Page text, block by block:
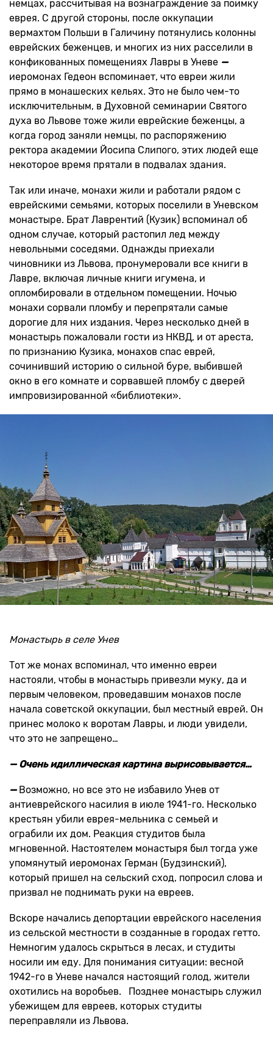
немцах, рассчитывая на вознаграждение за поимку
еврея. С другой стороны, после оккупации
вермахтом Польши в Галичину потянулись колонны
еврейских беженцев, и многих из них расселили в
конфикованных помещениях Лавры в Уневе —
иеромонах Гедеон вспоминает, что евреи жили
прямо в монашеских кельях. Это не было чем-то
исключительным, в Духовной семинарии Святого
духа во Львове тоже жили еврейские беженцы, а
когда город заняли немцы, по распоряжению
ректора академии Йосипа Слипого, этих людей еще
некоторое время прятали в подвалах здания.
Так или иначе, монахи жили и работали рядом с
еврейскими семьями, которых поселили в Уневском
монастыре. Брат Лаврентий (Кузик) вспоминал об
одном случае, который растопил лед между
невольными соседями. Однажды приехали
чиновники из Львова, пронумеровали все книги в
Лавре, включая личные книги игумена, и
опломбировали в отдельном помещении. Ночью
монахи сорвали пломбу и перепрятали самые
дорогие для них издания. Через несколько дней в
монастырь пожаловали гости из НКВД, и от ареста,
по признанию Кузика, монахов спас еврей,
сочинивший историю о сильной буре, выбившей
окно в его комнате и сорвавшей пломбу с дверей
импровизированной «библиотеки».
Монастырь в селе Унев
Тот же монах вспоминал, что именно евреи
настояли, чтобы в монастырь привезли муку, да и
первым человеком, проведавшим монахов после
начала советской оккупации, был местный еврей. Он
принес молоко к воротам Лавры, и люди увидели,
что это не запрещено…
— Очень идиллическая картина вырисовывается…
—Возможно, но все это не избавило Унев от
антиеврейского насилия в июле 1941-го. Несколько
крестьян убили еврея-мельника с семьей и
ограбили их дом. Реакция студитов была
мгновенной. Настоятелем монастыря был тогда уже
упомянутый иеромонах Герман (Будзинский),
который пришел на сельский сход, попросил слова и
призвал не поднимать руки на евреев.
Вскоре начались депортации еврейского населения
из сельской местности в созданные в городах гетто.
Немногим удалось скрыться в лесах, и студиты
носили им еду. Для понимания ситуации: весной
1942-го в Уневе начался настоящий голод, жители
охотились на воробьев. Позднее монастырь служил
убежищем для евреев, которых студиты
переправляли из Львова.